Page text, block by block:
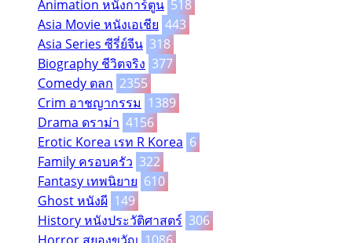
Animation หนังการ์ตูน 518
Asia Movie หนังเอเชีย 443
Asia Series ซีรี่ย์จีน 318
Biography ชีวิตจริง 377
Comedy ตลก 2355
Crim อาชญากรรม 1389
Drama ดราม่า 4156
Erotic Korea เรท R Korea 6
Family ครอบครัว 322
Fantasy เทพนิยาย 610
Ghost หนังผี 149
History หนังประวัติศาสตร์ 306